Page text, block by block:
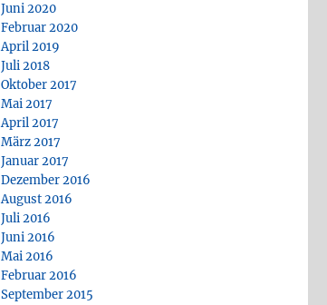
Juni 2020
Februar 2020
April 2019
Juli 2018
Oktober 2017
Mai 2017
April 2017
März 2017
Januar 2017
Dezember 2016
August 2016
Juli 2016
Juni 2016
Mai 2016
Februar 2016
September 2015